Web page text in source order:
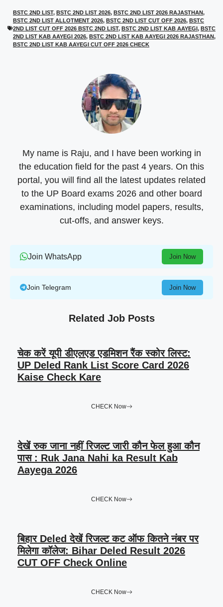
w
i
t
t
e
e
b
o
o
k
t
s
A
p
p
e
g
r
a
BSTC 2ND LIST, BSTC 2ND LIST 2026, BSTC 2ND LIST 2026 RAJASTHAN,
BSTC 2ND LIST ALLOTMENT 2026, BSTC 2ND LIST CUT OFF 2026, BSTC
2ND LIST CUT OFF 2026 BSTC 2ND LIST, BSTC 2ND LIST KAB AAYEGI, BSTC
2ND LIST KAB AAYEGI 2026, BSTC 2ND LIST KAB AAYEGI 2026 RAJASTHAN,
BSTC 2ND LIST KAB AAYEGI CUT OFF 2026 CHECK
My name is Raju, and I have been working in
the education field for the past 4 years. On this
portal, you will find all the latest updates related
to the UP Board exams 2026 and other board
examinations, including model papers, results,
cut-offs, and answer keys.
Join WhatsApp Join Now
Join Telegram Join Now
Related Job Posts
चेक करें यूपी डीएलएड एडमिशन रैंक स्कोर लिस्ट:
UP Deled Rank List Score Card 2026
Kaise Check Kare
CHECK Now
देखें रुक जाना नहीं रिजल्ट जारी कौन फेल हुआ कौन
पास : Ruk Jana Nahi ka Result Kab
Aayega 2026
CHECK Now
बिहार Deled देखें रिजल्ट कट ऑफ कितने नंबर पर
मिलेगा कॉलेज: Bihar Deled Result 2026
CUT OFF Check Online
CHECK Now